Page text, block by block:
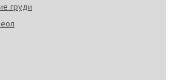
груди